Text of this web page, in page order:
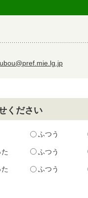
ください
ふつう
ふつう
ふつう